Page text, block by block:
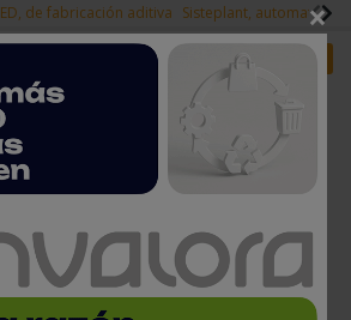
de fabricación aditiva Sisteplant,
Login empresas
Vasco presenta el
×